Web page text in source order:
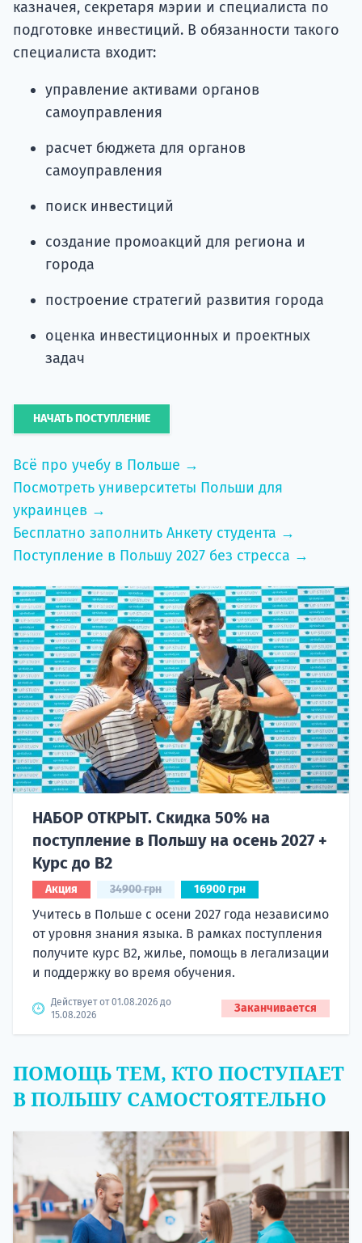
казначея, секретаря мэрии и специалиста по
подготовке инвестиций. В обязанности такого
специалиста входит:
управление активами органов
самоуправления
расчет бюджета для органов
самоуправления
поиск инвестиций
создание промоакций для региона и
города
построение стратегий развития города
оценка инвестиционных и проектных
задач
НАЧАТЬ ПОСТУПЛЕНИЕ
Всё про учебу в Польше →
Посмотреть университеты Польши для
украинцев →
Бесплатно заполнить Анкету студента →
Поступление в Польшу 2027 без стресса →
НАБОР ОТКРЫТ. Скидка 50% на
поступление в Польшу на осень 2027 +
Курс до B2
Акция 34900 грн 16900 грн
Учитесь в Польше с осени 2027 года независимо
от уровня знания языка. В рамках поступления
получите курс B2, жилье, помощь в легализации
и поддержку во время обучения.
Действует от 01.08.2026 до
15.08.2026
Заканчивается
ПОМОЩЬ ТЕМ, КТО ПОСТУПАЕТ
В ПОЛЬШУ САМОСТОЯТЕЛЬНО